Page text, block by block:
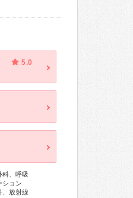
5.0
科、呼吸
ション
、放射線